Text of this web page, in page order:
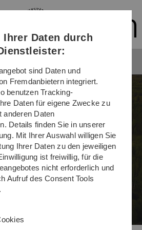
Direkt
Direkt
Direkt
(Sprache,
Drucken,
Media)
Direkt
Direkt
Nr. 352
Ihrer Daten durch
sind Daten und
Fremdanbietern integriert.
benutzen Tracking-
Daten für eigene Zwecke zu
anderen Daten
Details finden Sie in unserer
Mit Ihrer Auswahl willigen Sie
Ihrer Daten zu den jeweiligen
ist freiwillig, für die
nicht erforderlich und
Aufruf des Consent Tools